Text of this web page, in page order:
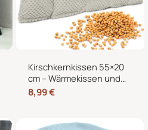
Kirschkernkissen 55×20
cm – Wärmekissen und
Kältekissen mit 100%
Kirschkernen, für
Nacken Rücken Bauch
8,99€